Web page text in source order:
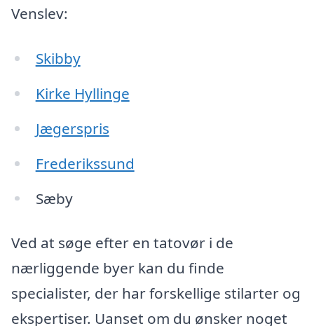
Venslev:
Skibby
Kirke Hyllinge
Jægerspris
Frederikssund
Sæby
Ved at søge efter en tatovør i de
nærliggende byer kan du finde
specialister, der har forskellige stilarter og
ekspertiser. Uanset om du ønsker noget